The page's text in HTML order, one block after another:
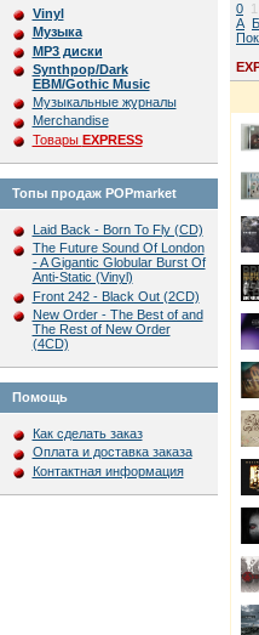
Vinyl
Музыка
MP3 диски
Synthpop/Dark
EBM/Gothic Music
Музыкальные журналы
Merchandise
Товары EXPRESS
Топы продаж POPmarket
Laid Back - Born To Fly (CD)
The Future Sound Of London
- A Gigantic Globular Burst Of
Anti-Static (Vinyl)
Front 242 - Black Out (2CD)
New Order - The Best of and
The Rest of New Order
(4CD)
Помощь
Как сделать заказ
Оплата и доставка заказа
Контактная информация
0 1
А Б